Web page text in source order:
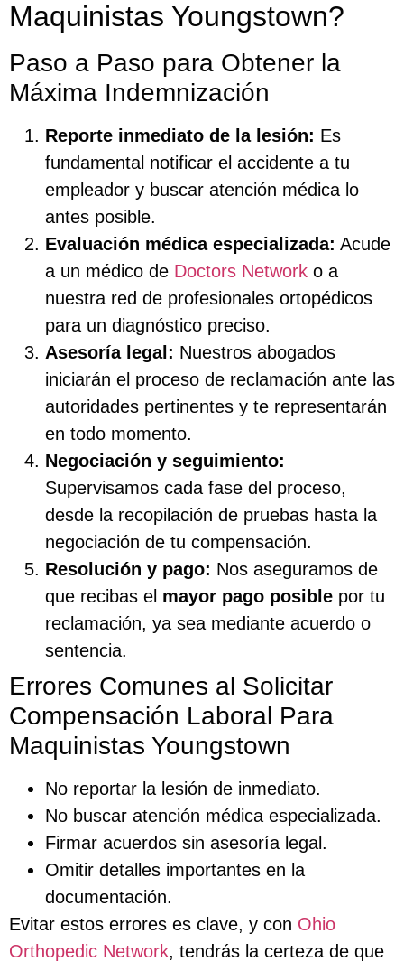
Maquinistas Youngstown?
Paso a Paso para Obtener la
Máxima Indemnización
Reporte inmediato de la lesión: Es
fundamental notificar el accidente a tu
empleador y buscar atención médica lo
antes posible.
Evaluación médica especializada: Acude
a un médico de Doctors Network o a
nuestra red de profesionales ortopédicos
para un diagnóstico preciso.
Asesoría legal: Nuestros abogados
iniciarán el proceso de reclamación ante las
autoridades pertinentes y te representarán
en todo momento.
Negociación y seguimiento:
Supervisamos cada fase del proceso,
desde la recopilación de pruebas hasta la
negociación de tu compensación.
Resolución y pago: Nos aseguramos de
que recibas el mayor pago posible por tu
reclamación, ya sea mediante acuerdo o
sentencia.
Errores Comunes al Solicitar
Compensación Laboral Para
Maquinistas Youngstown
No reportar la lesión de inmediato.
No buscar atención médica especializada.
Firmar acuerdos sin asesoría legal.
Omitir detalles importantes en la
documentación.
Evitar estos errores es clave, y con Ohio
Orthopedic Network, tendrás la certeza de que